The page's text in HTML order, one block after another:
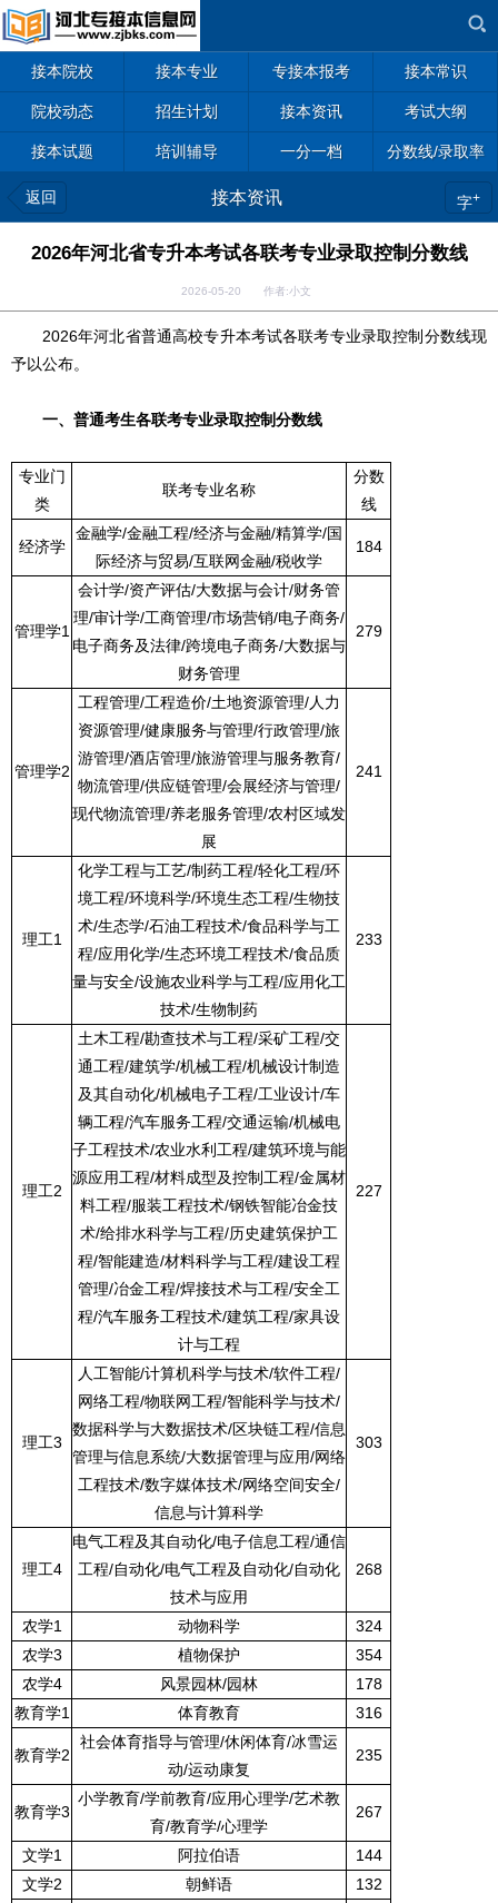
接本院校 接本专业 专接本报考 接本常识
院校动态 招生计划 接本资讯 考试大纲
接本试题 培训辅导 一分一档 分数线/录取率
返回 接本资讯 字+
2026年河北省专升本考试各联考专业录取控制分数线
2026-05-20 作者:小文
2026年河北省普通高校专升本考试各联考专业录取控制分数线现
予以公布。
一、普通考生各联考专业录取控制分数线
专业门
类
联考专业名称
分数
线
经济学
金融学/金融工程/经济与金融/精算学/国
际经济与贸易/互联网金融/税收学
184
管理学1
会计学/资产评估/大数据与会计/财务管
理/审计学/工商管理/市场营销/电子商务/
电子商务及法律/跨境电子商务/大数据与
财务管理
279
管理学2
工程管理/工程造价/土地资源管理/人力
资源管理/健康服务与管理/行政管理/旅
游管理/酒店管理/旅游管理与服务教育/
物流管理/供应链管理/会展经济与管理/
现代物流管理/养老服务管理/农村区域发
展
241
理工1
化学工程与工艺/制药工程/轻化工程/环
境工程/环境科学/环境生态工程/生物技
术/生态学/石油工程技术/食品科学与工
程/应用化学/生态环境工程技术/食品质
量与安全/设施农业科学与工程/应用化工
技术/生物制药
233
理工2
土木工程/勘查技术与工程/采矿工程/交
通工程/建筑学/机械工程/机械设计制造
及其自动化/机械电子工程/工业设计/车
辆工程/汽车服务工程/交通运输/机械电
子工程技术/农业水利工程/建筑环境与能
源应用工程/材料成型及控制工程/金属材
料工程/服装工程技术/钢铁智能冶金技
术/给排水科学与工程/历史建筑保护工
程/智能建造/材料科学与工程/建设工程
管理/冶金工程/焊接技术与工程/安全工
程/汽车服务工程技术/建筑工程/家具设
计与工程
227
理工3
人工智能/计算机科学与技术/软件工程/
网络工程/物联网工程/智能科学与技术/
数据科学与大数据技术/区块链工程/信息
管理与信息系统/大数据管理与应用/网络
工程技术/数字媒体技术/网络空间安全/
信息与计算科学
303
理工4
电气工程及其自动化/电子信息工程/通信
工程/自动化/电气工程及自动化/自动化
技术与应用
268
农学1 动物科学
324
农学3 植物保护
354
农学4 风景园林/园林
178
教育学1 体育教育 316
教育学2
社会体育指导与管理/休闲体育/冰雪运
动/运动康复
235
教育学3
小学教育/学前教育/应用心理学/艺术教
育/教育学/心理学
267
文学1 阿拉伯语
144
文学2 朝鲜语
132